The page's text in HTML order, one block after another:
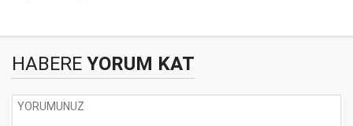
HABERE YORUM KAT